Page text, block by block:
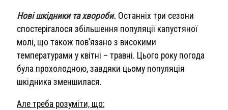
Нові шкідники та хвороби. Останніх три сезони
спостерігалося збільшення популяції капустяної
молі, що також пов’язано з високими
температурами у квітні – травні. Цього року погода
була прохолодною, завдяки цьому популяція
шкідника зменшилася.
Але треба розуміти, що: